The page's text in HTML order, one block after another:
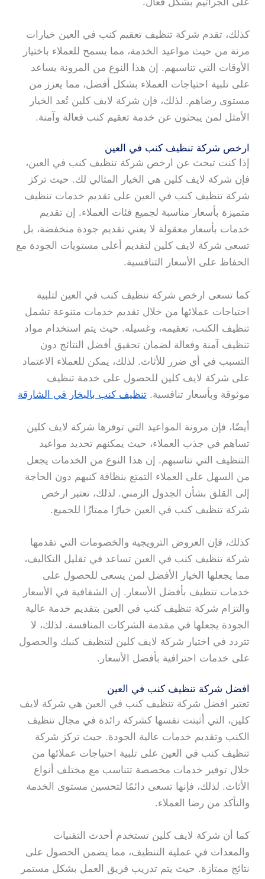
كذلك، تقدم شركة تنظيف تعقيم كنب في العين خيارات
مرنة من حيث مواعيد الخدمة، مما يسمح للعملاء باختيار
الأوقات التي تناسبهم. إن هذا النوع من المرونة يساعد
على تلبية احتياجات العملاء بشكل أفضل، مما يعزز من
مستوى رضاهم. لذلك، فإن شركة لايف كلين تُعد الخيار
الأمثل لمن يبحثون عن خدمة تعقيم كنب فعالة وآمنة.
ارخص شركة تنظيف كنب في العين
إذا كنت تبحث عن ارخص شركة تنظيف كنب في العين،
فإن شركة لايف كلين هي الخيار المثالي لك. حيث تركز
شركة تنظيف كنب في العين على تقديم خدمات تنظيف
متميزة بأسعار مناسبة لجميع فئات العملاء. إن تقديم
خدمات بأسعار معقولة لا يعني تقديم جودة منخفضة، بل
تسعى شركة لايف كلين لتقديم أعلى مستويات الجودة مع
الحفاظ على الأسعار التنافسية.
كما تسعى ارخص شركة تنظيف كنب في العين لتلبية
احتياجات عملائها من خلال تقديم خدمات متنوعة تشمل
تنظيف الكنب، تعقيمه، وغسيله. حيث يتم استخدام مواد
تنظيف آمنة وفعالة لضمان تحقيق أفضل النتائج دون
التسبب في أي ضرر للأثاث. لذلك، يمكن للعملاء الاعتماد
على شركة لايف كلين للحصول على خدمة تنظيف
موثوقة وبأسعار تنافسية.تنظيف كنب بالبخار في الشارقة
أيضًا، فإن مرونة المواعيد التي توفرها شركة لايف كلين
تساهم في جذب العملاء، حيث يمكنهم تحديد مواعيد
التنظيف التي تناسبهم. إن هذا النوع من الخدمات يجعل
من السهل على العملاء التمتع بنظافة كنبهم دون الحاجة
إلى القلق بشأن الجدول الزمني. لذلك، تعتبر ارخص
شركة تنظيف كنب في العين خيارًا ممتازًا للجميع.
كذلك، فإن العروض الترويجية والخصومات التي تقدمها
شركة تنظيف كنب في العين تساعد في تقليل التكاليف،
مما يجعلها الخيار الأفضل لمن يسعى للحصول على
خدمات تنظيف بأفضل الأسعار. إن الشفافية في الأسعار
والتزام شركة تنظيف كنب في العين بتقديم خدمة عالية
الجودة يجعلها في مقدمة الشركات المنافسة. لذلك، لا
تتردد في اختيار شركة لايف كلين لتنظيف كنبك والحصول
على خدمات احترافية بأفضل الأسعار.
افضل شركة تنظيف كنب في العين
تعتبر افضل شركة تنظيف كنب في العين هي شركة لايف
كلين، التي أثبتت نفسها كشركة رائدة في مجال تنظيف
الكنب وتقديم خدمات عالية الجودة. حيث تركز شركة
تنظيف كنب في العين على تلبية احتياجات عملائها من
خلال توفير خدمات مخصصة تتناسب مع مختلف أنواع
الأثاث. لذلك، فإنها تسعى دائمًا لتحسين مستوى الخدمة
والتأكد من رضا العملاء.
كما أن شركة لايف كلين تستخدم أحدث التقنيات
والمعدات في عملية التنظيف، مما يضمن الحصول على
نتائج ممتازة. حيث يتم تدريب فريق العمل بشكل مستمر